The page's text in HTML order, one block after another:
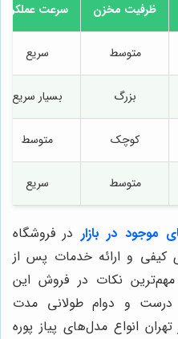
ظرفیت مخزن سرعت عملکرد
متوسط سریع
بزرگ بسیار سریع
کوچک متوسط
متوسط سریع
موجود در بازار در فروشگاه
کیفی و ارائه خدمات پس از
نکات در فروش این
درست و دوام طولانی مدت
انواع مدل‌های پیاز پوره